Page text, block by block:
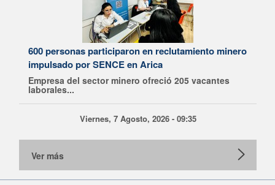
600 personas participaron en reclutamiento minero
impulsado por SENCE en Arica
Empresa del sector minero ofreció 205 vacantes
laborales...
Viernes, 7 Agosto, 2026 - 09:35
Ver más